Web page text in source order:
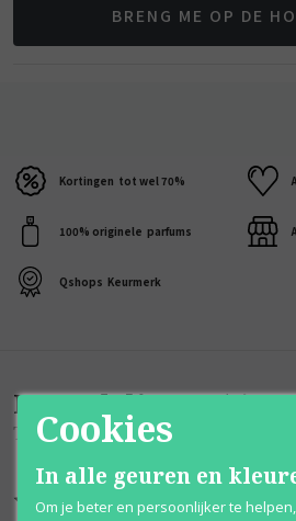
BRENG ME OP DE
Kortingen tot wel 70%
100% originele parfums
Qshops Keurmerk
Beoordelingen(5)
Touch for Men
10/10
Cookies
In alle geuren en
Om je beter en persoonlijker te